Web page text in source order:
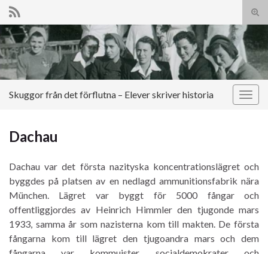
Slå
på/
Search for:
Slå
Skuggor från det förflutna – Elever skriver historia
Dachau
Dachau var det första nazityska koncentrationslägret och
byggdes på platsen av en nedlagd ammunitionsfabrik nära
München. Lägret var byggt för 5000 fångar och
offentliggjordes av Heinrich Himmler den tjugonde mars
1933, samma år som nazisterna kom till makten. De första
fångarna kom till lägret den tjugoandra mars och dem